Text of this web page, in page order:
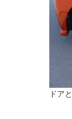
ドア